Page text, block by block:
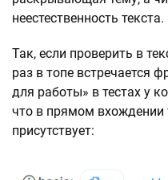
неестественность текста.
Так, если проверить в
раз в топе встречается
для работы» в тестах у
что в прямом вхождении
присутствует: